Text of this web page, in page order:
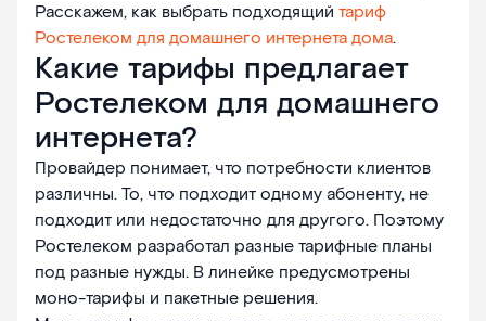
Расскажем, как выбрать подходящий тариф
Ростелеком для домашнего интернета дома.
Какие тарифы предлагает
Ростелеком для домашнего
интернета?
Провайдер понимает, что потребности клиентов
различны. То, что подходит одному абоненту, не
подходит или недостаточно для другого. Поэтому
Ростелеком разработал разные тарифные планы
под разные нужды. В линейке предусмотрены
моно-тарифы и пакетные решения.